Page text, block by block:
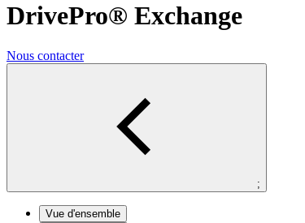
DrivePro® Exchange
Nous contacter
;
Vue d'ensemble